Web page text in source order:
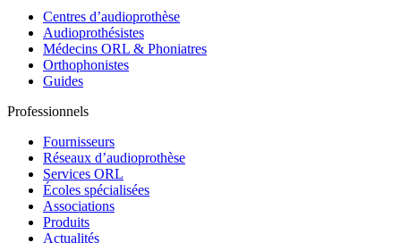
Centres d’audioprothèse
Audioprothésistes
Médecins ORL & Phoniatres
Orthophonistes
Guides
Professionnels
Fournisseurs
Réseaux d’audioprothèse
Services ORL
Écoles spécialisées
Associations
Produits
Actualités